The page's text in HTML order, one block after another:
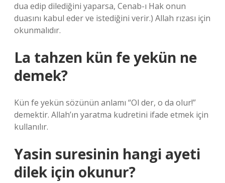
dua edip dilediğini yaparsa, Cenab-ı Hak onun
duasını kabul eder ve istediğini verir.) Allah rızası için
okunmalıdır.
La tahzen kün fe yekün ne
demek?
Kün fe yekün sözünün anlamı “Ol der, o da olur!”
demektir. Allah’ın yaratma kudretini ifade etmek için
kullanılır.
Yasin suresinin hangi ayeti
dilek için okunur?